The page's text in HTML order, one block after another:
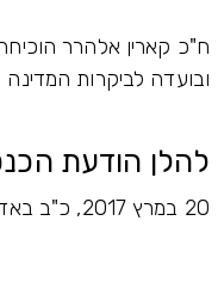
ח"כ קארין אלהרר
ובועדה לביקרות
להלן הודעת
20 במרץ 2017, כ"ב באדר תשע"ז, בשעה 19:00